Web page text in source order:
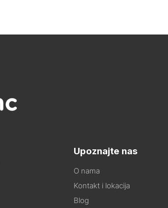
Upoznajte nas
O nama
Kontakt i lokacija
Blog